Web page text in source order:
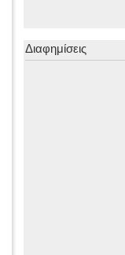
Διαφημίσεις